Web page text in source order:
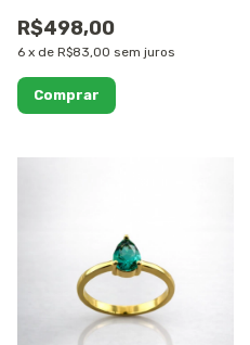
R$498,00
6 x de R$83,00 sem juros
Comprar